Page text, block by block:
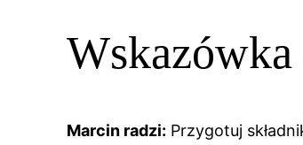
Marcin radzi: Przygotuj